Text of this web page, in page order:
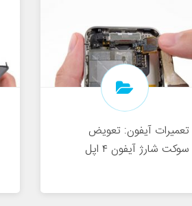
تعمیرات آیفون: تعویض
سوکت شارژ آیفون ۴ اپل